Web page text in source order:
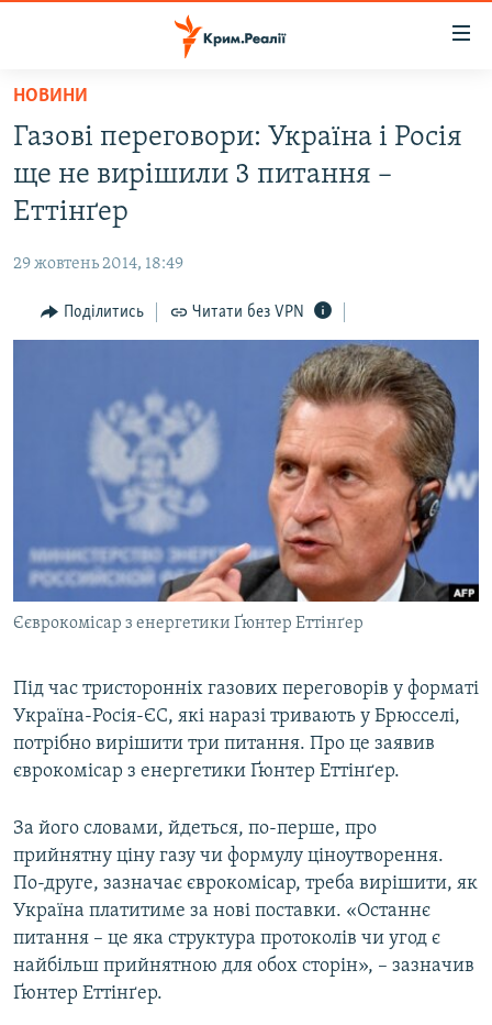
Перейти
основного
матеріалу
Перейти
до
основної
Перейти
до
ВІДЕО ТА ФОТО
БЛОГИ
ПОГЛЯД
СПЕЦПРОЕКТИ
ДЕПОРТАЦІЯ
ВІДЕОУРОКИ «ELIFBE»
СВІДЧЕННЯ ОКУПАЦІЇ
УКРАЇНСЬКА ПРОБЛЕМА КРИМУ
ІНФОГРАФІКА
ЯК ОБІЙТИ БЛОКУВАННЯ
Qırımtatar
ДОЛУЧАЙСЯ!
Усі сайти RFE/RL
НОВИНИ
Газові переговори: Україна і Росія
ще не вирішили 3 питання –
Еттінґер
29 жовтень 2014, 18:49
Поділитись Читати без VPN
Єєврокомісар з енергетики Ґюнтер Еттінґер
Під час тристоронніх газових переговорів у форматі
Україна-Росія-ЄС, які наразі тривають у Брюсселі,
потрібно вирішити три питання. Про це заявив
єврокомісар з енергетики Ґюнтер Еттінґер.
За його словами, йдеться, по-перше, про
прийнятну ціну газу чи формулу ціноутворення.
По-друге, зазначає єврокомісар, треба вирішити, як
Україна платитиме за нові поставки. «Останнє
питання – це яка структура протоколів чи угод є
найбільш прийнятною для обох сторін», – зазначив
Ґюнтер Еттінґер.